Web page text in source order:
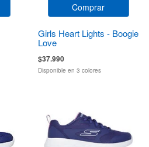
Comprar
Girls Heart Lights - Boogie
Love
$37.990
Disponible en 3 colores